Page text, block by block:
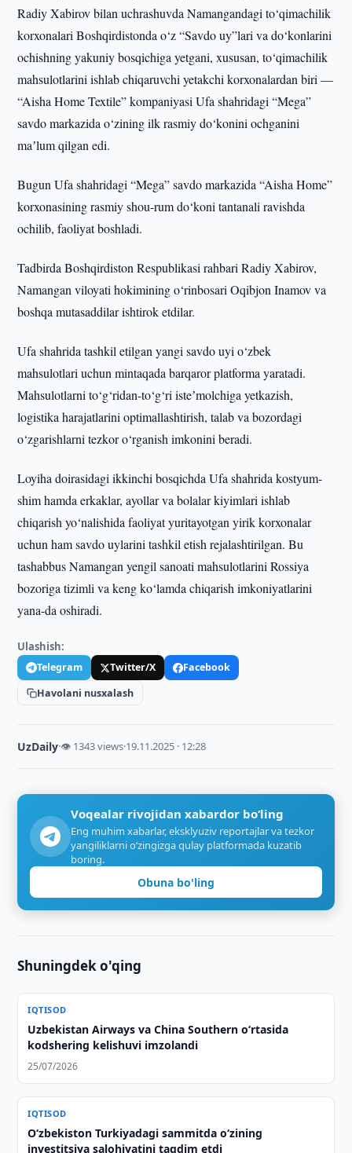
Radiy Xabirov bilan uchrashuvda Namangandagi to‘qimachilik
korxonalari Boshqirdistonda o‘z “Savdo uy”lari va do‘konlarini
ochishning yakuniy bosqichiga yetgani, xususan, to‘qimachilik
mahsulotlarini ishlab chiqaruvchi yetakchi korxonalardan biri —
“Aisha Home Textile” kompaniyasi Ufa shahridagi “Mega”
savdo markazida o‘zining ilk rasmiy do‘konini ochganini
maʼlum qilgan edi.
Bugun Ufa shahridagi “Mega” savdo markazida “Aisha Home”
korxonasining rasmiy shou-rum do‘koni tantanali ravishda
ochilib, faoliyat boshladi.
Tadbirda Boshqirdiston Respublikasi rahbari Radiy Xabirov,
Namangan viloyati hokimining o‘rinbosari Oqibjon Inamov va
boshqa mutasaddilar ishtirok etdilar.
Ufa shahrida tashkil etilgan yangi savdo uyi o‘zbek
mahsulotlari uchun mintaqada barqaror platforma yaratadi.
Mahsulotlarni to‘g‘ridan-to‘g‘ri isteʼmolchiga yetkazish,
logistika harajatlarini optimallashtirish, talab va bozordagi
o‘zgarishlarni tezkor o‘rganish imkonini beradi.
Loyiha doirasidagi ikkinchi bosqichda Ufa shahrida kostyum-
shim hamda erkaklar, ayollar va bolalar kiyimlari ishlab
chiqarish yo‘nalishida faoliyat yuritayotgan yirik korxonalar
uchun ham savdo uylarini tashkil etish rejalashtirilgan. Bu
tashabbus Namangan yengil sanoati mahsulotlarini Rossiya
bozoriga tizimli va keng ko‘lamda chiqarish imkoniyatlarini
yana-da oshiradi.
Ulashish:
Telegram Twitter/X
Facebook
Havolani nusxalash
UzDaily·👁 1343 views·19.11.2025 · 12:28
Voqealar rivojidan xabardor bo‘ling
Eng muhim xabarlar, eksklyuziv reportajlar va tezkor
yangiliklarni o‘zingizga qulay platformada kuzatib
boring.
Obuna bo'ling
Shuningdek o'qing
IQTISOD
Uzbekistan Airways va China Southern o‘rtasida
kodshering kelishuvi imzolandi
25/07/2026
IQTISOD
Oʻzbekiston Turkiyadagi sammitda oʻzining
investitsiya salohiyatini taqdim etdi